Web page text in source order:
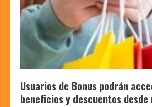
Usuarios de Bonus podrán
beneficios y descuentos desde